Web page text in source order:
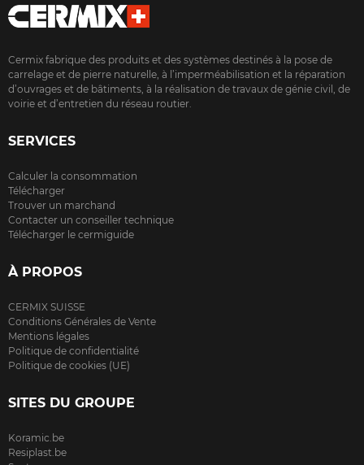
Cermix fabrique des produits et des systèmes destinés à la pose de
carrelage et de pierre naturelle, à l’imperméabilisation et la réparation
d’ouvrages et de bâtiments, à la réalisation de travaux de génie civil, de
voirie et d’entretien du réseau routier.
SERVICES
Calculer la consommation
Télécharger
Trouver un marchand
Contacter un conseiller technique
Télécharger le cermiguide
À PROPOS
CERMIX SUISSE
Conditions Générales de Vente
Mentions légales
Politique de confidentialité
Politique de cookies (UE)
SITES DU GROUPE
Koramic.be
Resiplast.be